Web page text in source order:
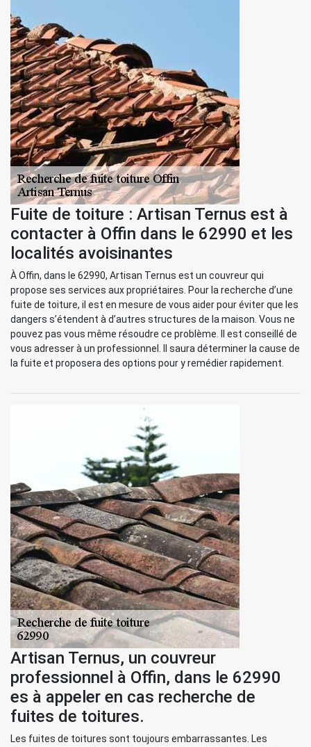
Fuite de toiture : Artisan Ternus est à
contacter à Offin dans le 62990 et les
localités avoisinantes
À Offin, dans le 62990, Artisan Ternus est un couvreur qui
propose ses services aux propriétaires. Pour la recherche d’une
fuite de toiture, il est en mesure de vous aider pour éviter que les
dangers s’étendent à d’autres structures de la maison. Vous ne
pouvez pas vous même résoudre ce problème. Il est conseillé de
vous adresser à un professionnel. Il saura déterminer la cause de
la fuite et proposera des options pour y remédier rapidement.
Artisan Ternus, un couvreur
professionnel à Offin, dans le 62990
es à appeler en cas recherche de
fuites de toitures.
Les fuites de toitures sont toujours embarrassantes. Les